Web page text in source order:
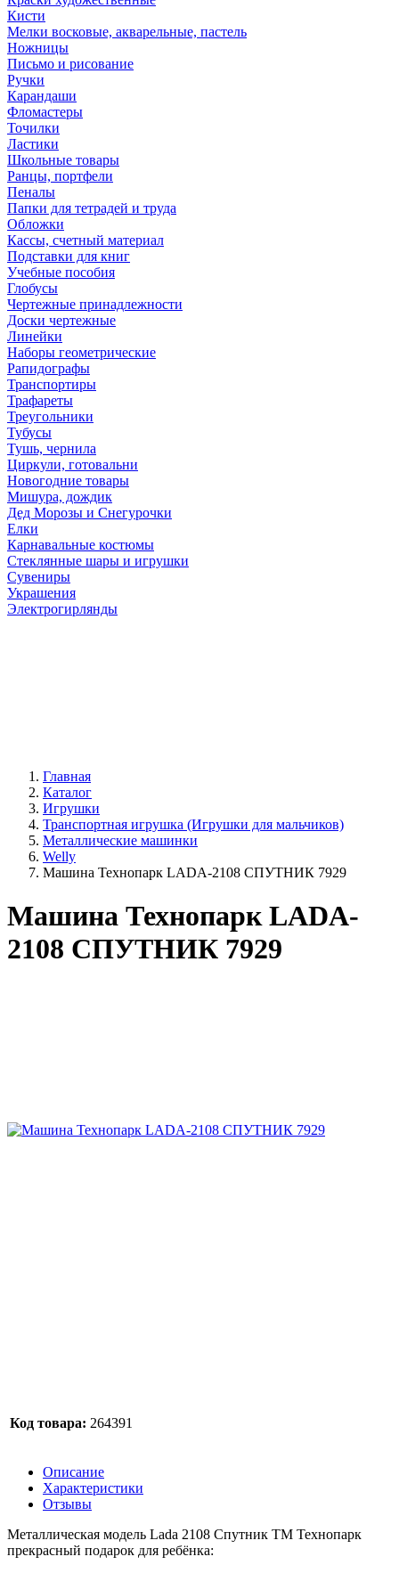
Кисти
Мелки восковые, акварельные, пастель
Ножницы
Письмо и рисование
Ручки
Карандаши
Фломастеры
Точилки
Ластики
Школьные товары
Ранцы, портфели
Пеналы
Папки для тетрадей и труда
Обложки
Кассы, счетный материал
Подставки для книг
Учебные пособия
Глобусы
Чертежные принадлежности
Доски чертежные
Линейки
Наборы геометрические
Рапидографы
Транспортиры
Трафареты
Треугольники
Тубусы
Тушь, чернила
Циркули, готовальни
Новогодние товары
Мишура, дождик
Дед Морозы и Снегурочки
Елки
Карнавальные костюмы
Стеклянные шары и игрушки
Сувениры
Украшения
Электрогирлянды
Главная
Каталог
Игрушки
Транспортная игрушка (Игрушки для мальчиков)
Металлические машинки
Welly
Машина Технопарк LADA-2108 СПУТНИК 7929
Машина Технопарк LADA-
2108 СПУТНИК 7929
Код товара: 264391
Описание
Характеристики
Отзывы
Металлическая модель Lada 2108 Спутник ТМ Технопарк
прекрасный подарок для ребёнка: